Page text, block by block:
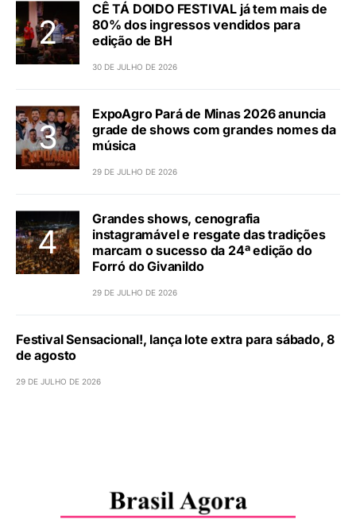
CÊ TÁ DOIDO FESTIVAL já tem mais de
80% dos ingressos vendidos para
edição de BH
30 DE JULHO DE 2026
ExpoAgro Pará de Minas 2026 anuncia
grade de shows com grandes nomes da
música
29 DE JULHO DE 2026
Grandes shows, cenografia
instagramável e resgate das tradições
marcam o sucesso da 24ª edição do
Forró do Givanildo
29 DE JULHO DE 2026
Festival Sensacional!, lança lote extra para sábado, 8
de agosto
29 DE JULHO DE 2026